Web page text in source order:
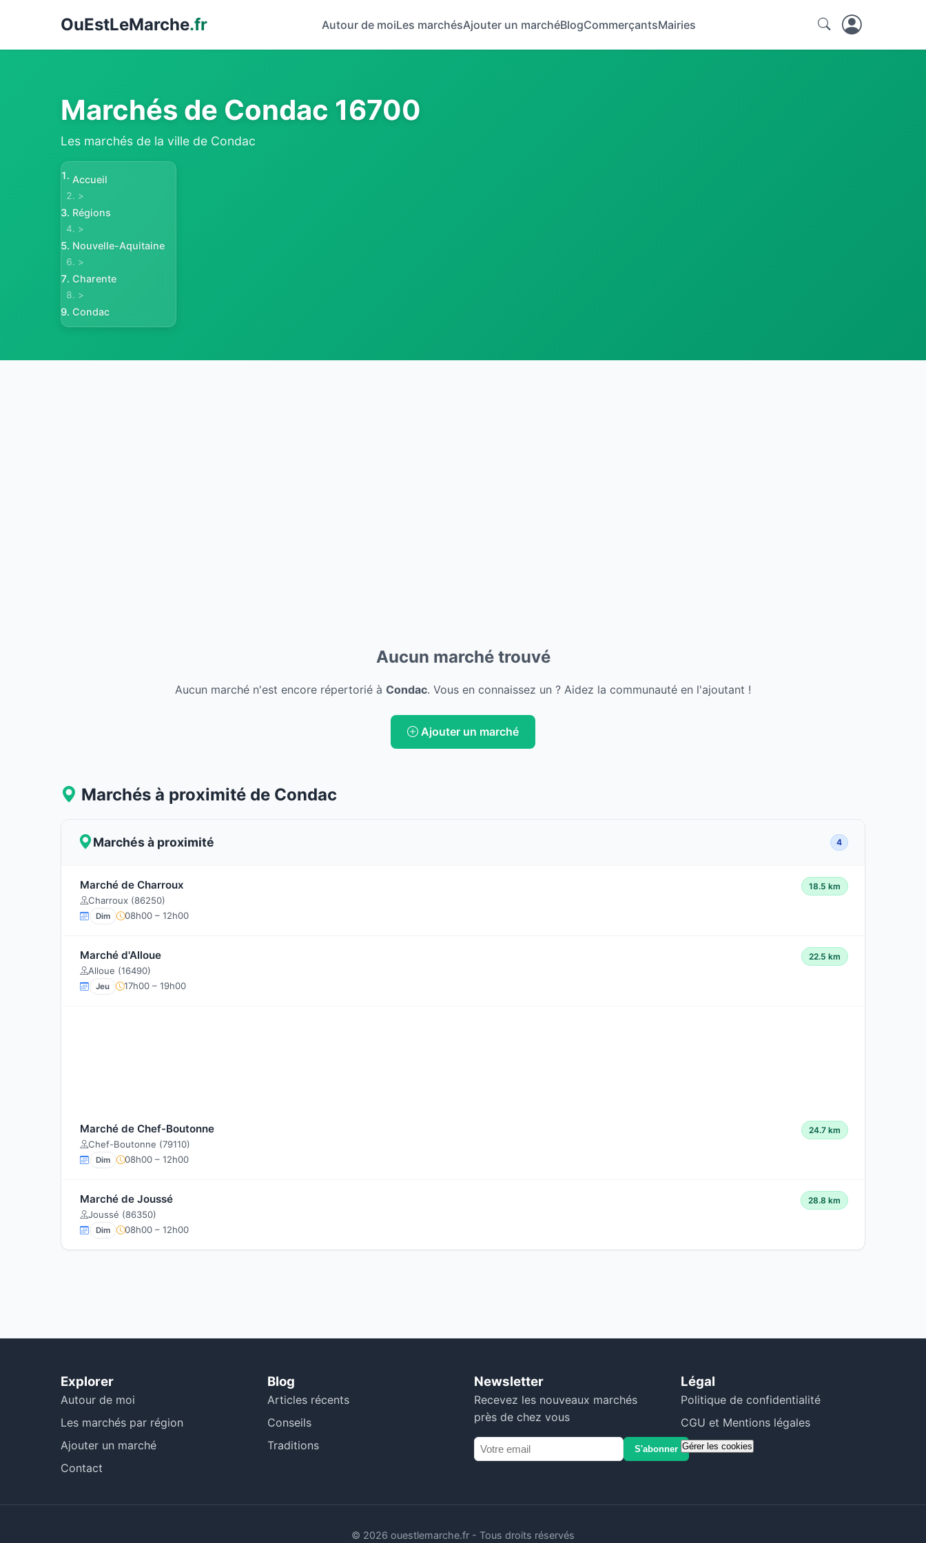
OuEstLeMarche.fr Autour de moiLes marchésAjouter un marchéBlogCommerçantsMairies
Marchés de Condac 16700
Les marchés de la ville de Condac
Accueil
>
Régions
>
Nouvelle-Aquitaine
>
Charente
>
Condac
Aucun marché trouvé
Aucun marché n'est encore répertorié à Condac. Vous en connaissez un ? Aidez la communauté en l'ajoutant !
Ajouter un marché
Marchés à proximité de Condac
Marchés à proximité 4
Marché de Charroux
Charroux (86250)
18.5 km
Dim 08h00 – 12h00
Marché d'Alloue
Alloue (16490)
22.5 km
Jeu 17h00 – 19h00
Marché de Chef-Boutonne
Chef-Boutonne (79110)
24.7 km
Dim 08h00 – 12h00
Marché de Joussé
Joussé (86350)
28.8 km
Dim 08h00 – 12h00
Explorer
Autour de moi
Les marchés par région
Ajouter un marché
Contact
Blog
Articles récents
Conseils
Traditions
Newsletter
Recevez les nouveaux marchés
près de chez vous
S'abonner
Légal
Politique de confidentialité
CGU et Mentions légales
Gérer les cookies
© 2026 ouestlemarche.fr - Tous droits réservés